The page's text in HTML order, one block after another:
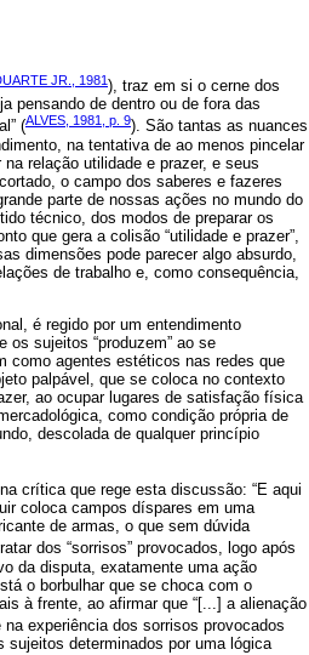
JR., 1981), traz em si o cerne dos
pensando de dentro ou de fora das
(ALVES, 1981, p. 9). São tantas as nuances
na tentativa de ao menos pincelar
relação utilidade e prazer, e seus
o campo dos saberes e fazeres
parte de nossas ações no mundo do
técnico, dos modos de preparar os
que gera a colisão “utilidade e prazer”,
dimensões pode parecer algo absurdo,
de trabalho e, como consequência,
é regido por um entendimento
sujeitos “produzem” ao se
como agentes estéticos nas redes que
palpável, que se coloca no contexto
ao ocupar lugares de satisfação física
como condição própria de
descolada de qualquer princípio
crítica que rege esta discussão: “E aqui
coloca campos díspares em uma
de armas, o que sem dúvida
dos “sorrisos” provocados, logo após
da disputa, exatamente uma ação
o borbulhar que se choca com o
à frente, ao afirmar que “[...] a alienação
experiência dos sorrisos provocados
sujeitos determinados por uma lógica